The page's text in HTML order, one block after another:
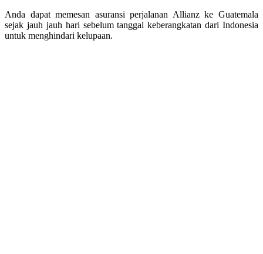
Anda dapat memesan asuransi perjalanan Allianz ke Guatemala
sejak jauh jauh hari sebelum tanggal keberangkatan dari Indonesia
untuk menghindari kelupaan.